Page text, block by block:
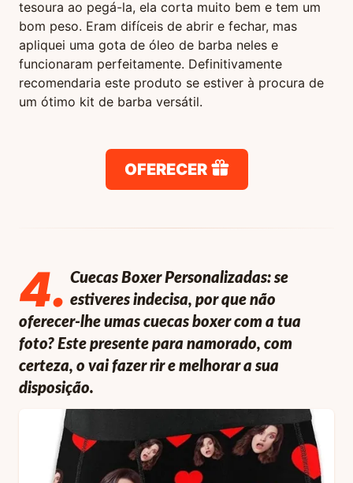
tesoura ao pegá-la, ela corta muito bem e tem um
bom peso. Eram difíceis de abrir e fechar, mas
apliquei uma gota de óleo de barba neles e
funcionaram perfeitamente. Definitivamente
recomendaria este produto se estiver à procura de
um ótimo kit de barba versátil.
OFERECER
4. Cuecas Boxer Personalizadas: se
estiveres indecisa, por que não
oferecer-lhe umas cuecas boxer com a tua
foto? Este presente para namorado, com
certeza, o vai fazer rir e melhorar a sua
disposição.